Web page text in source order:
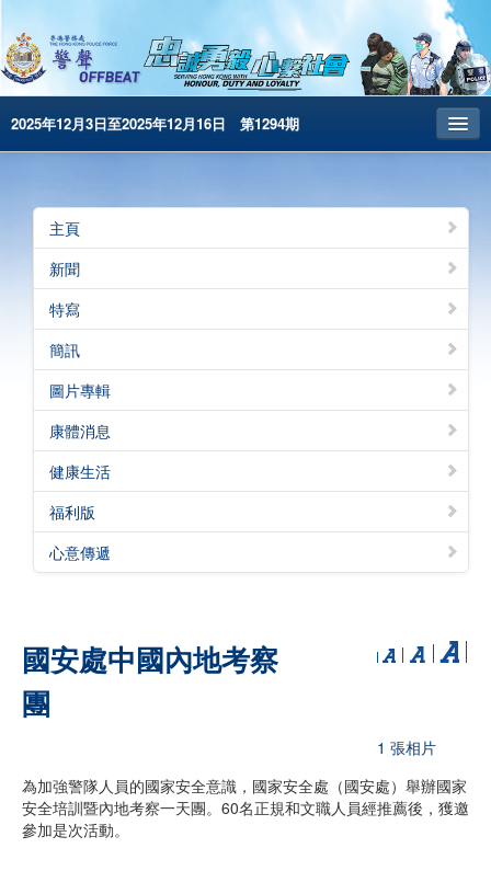
2025年12月3日至2025年12月16日 第1294期
昔日警聲
警務處主頁
简体版
English
電子書版
警聲特刊
主頁
新聞
特寫
簡訊
圖片專輯
康體消息
健康生活
福利版
心意傳遞
國安處中國內地考察
團
1 張相片
為加強警隊人員的國家安全意識，國家安全處（國安處）舉辦國家
安全培訓暨內地考察一天團。60名正規和文職人員經推薦後，獲邀
參加是次活動。